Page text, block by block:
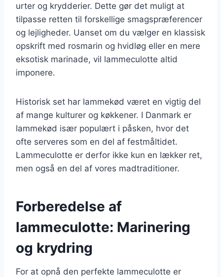
urter og krydderier. Dette gør det muligt at
tilpasse retten til forskellige smagspræferencer
og lejligheder. Uanset om du vælger en klassisk
opskrift med rosmarin og hvidløg eller en mere
eksotisk marinade, vil lammeculotte altid
imponere.
Historisk set har lammekød været en vigtig del
af mange kulturer og køkkener. I Danmark er
lammekød især populært i påsken, hvor det
ofte serveres som en del af festmåltidet.
Lammeculotte er derfor ikke kun en lækker ret,
men også en del af vores madtraditioner.
Forberedelse af
lammeculotte: Marinering
og krydring
For at opnå den perfekte lammeculotte er